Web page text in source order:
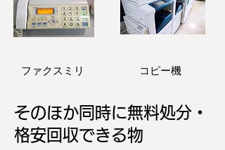
ファクスミリ コピー機
そのほか同時に無料処分・
格安回収できる物